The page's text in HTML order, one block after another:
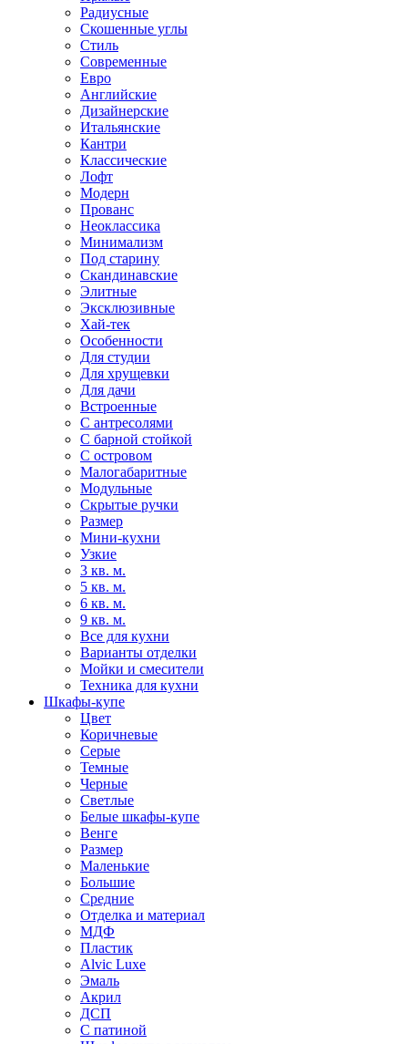
Радиусные
Скошенные углы
Стиль
Современные
Евро
Английские
Дизайнерские
Итальянские
Кантри
Классические
Лофт
Модерн
Прованс
Неоклассика
Минимализм
Под старину
Скандинавские
Элитные
Эксклюзивные
Хай-тек
Особенности
Для студии
Для хрущевки
Для дачи
Встроенные
С антресолями
С барной стойкой
С островом
Малогабаритные
Модульные
Скрытые ручки
Размер
Мини-кухни
Узкие
3 кв. м.
5 кв. м.
6 кв. м.
9 кв. м.
Все для кухни
Варианты отделки
Мойки и смесители
Техника для кухни
Шкафы-купе
Цвет
Коричневые
Серые
Темные
Черные
Светлые
Белые шкафы-купе
Венге
Размер
Маленькие
Большие
Средние
Отделка и материал
МДФ
Пластик
Alvic Luxe
Эмаль
Акрил
ДСП
С патиной